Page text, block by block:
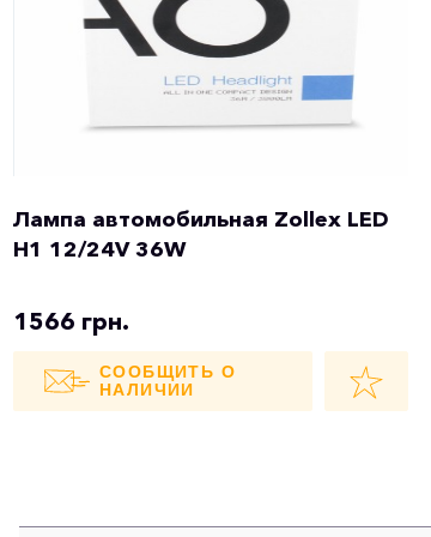
Лампа автомобильная Zollex LED
H1 12/24V 36W
1566 грн.
СООБЩИТЬ О
НАЛИЧИИ